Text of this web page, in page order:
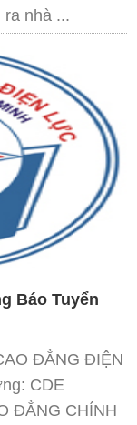
ra nhà ...
Báo Tuyển
ĐẲNG ĐIỆN
CDE
ĐẲNG CHÍNH